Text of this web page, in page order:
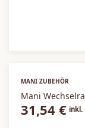
MANI ZUBEHÖR
Mani
31,54 € inkl.